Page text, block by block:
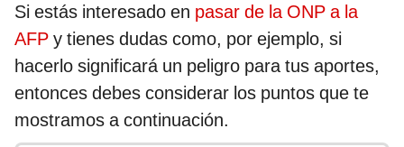
Si estás interesado en pasar de la ONP a la
AFP y tienes dudas como, por ejemplo, si
hacerlo significará un peligro para tus aportes,
entonces debes considerar los puntos que te
mostramos a continuación.